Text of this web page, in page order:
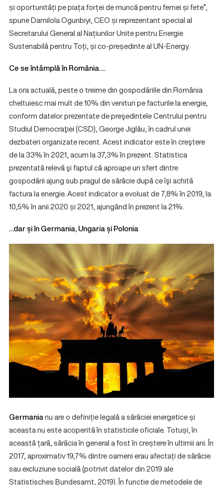
și oportunități pe piața forței de muncă pentru femei și fete”,
spune Damilola Ogunbiyi, CEO și reprezentant special al
Secretarului General al Națiunilor Unite pentru Energie
Sustenabilă pentru Toți, și co-președinte al UN-Energy.
Ce se întâmplă în România….
La ora actuală, peste o treime din gospodăriile din România
cheltuiesc mai mult de 10% din venituri pe facturile la energie,
conform datelor prezentate de preşedintele Centrului pentru
Studiul Democraţiei (CSD), George Jiglău, în cadrul unei
dezbateri organizate recent. Acest indicator este în creştere
de la 33% în 2021, acum la 37,3% în prezent. Statistica
prezentată relevă şi faptul că aproape un sfert dintre
gospodării ajung sub pragul de sărăcie după ce îşi achită
factura la energie. Acest indicator a evoluat de 7,8% în 2019, la
10,5% în anii 2020 și 2021, ajungând în prezent la 21%.
…dar și în Germania, Ungaria și Polonia
Germanianu are o definiție legală a sărăciei energetice și
aceasta nu este acoperită în statisticile oficiale. Totuși, în
această țară, sărăcia în general a fost în creștere în ultimii ani. În
2017, aproximativ 19,7% dintre oameni erau afectați de sărăcie
sau excluziune socială (potrivit datelor din 2019 ale
Statistisches Bundesamt, 2019). În funcție de metodele de